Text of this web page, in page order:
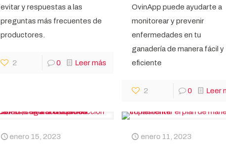
evitar y respuestas a las
preguntas más frecuentes de
productores.
2 0 Leer más
OvinApp puede ayudarte a
monitorear y prevenir
enfermedades en tu
ganadería de manera fácil y
eficiente
2 0 Leer
enero 15, 2023 enero 11, 2023